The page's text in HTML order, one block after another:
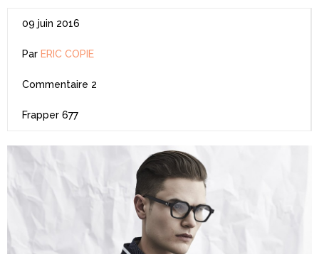
09 juin 2016
Par ERIC COPIE
Commentaire 2
Frapper 677